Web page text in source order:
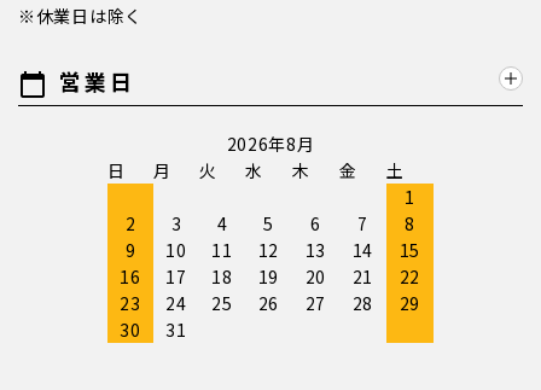
※休業日は除く
calendar_today 営業日
2026年8月
日
月 火 水 木 金
土
1
2
3 4 5 6 7
8
9
10 11 12 13 14
15
16
17 18 19 20 21
22
23
24 25 26 27 28
29
30
31